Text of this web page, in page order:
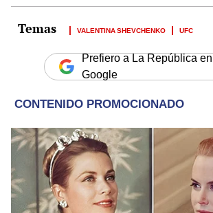
VALENTINA SHEVCHENKO UFC
Prefiero a La República en
Google